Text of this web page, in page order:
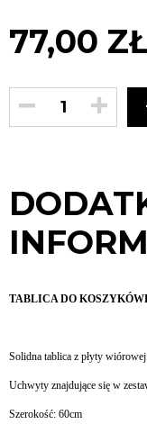
77,00
TABLICA DO
Solidna tablica z płyty
Uchwyty znajdujące się w
Szerokość: 60cm